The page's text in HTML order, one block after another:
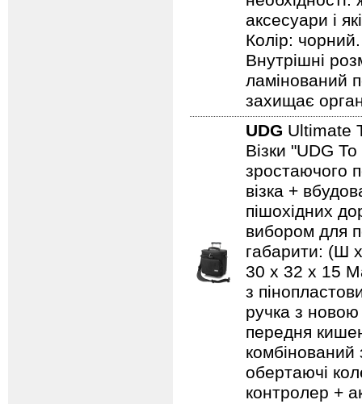
аксесуари і
Колір:
Внутрішні
ламінований
захищає
UDG Ultimate
Візки "UDG
зростаючого
візка +
пішохідних
вибором для
габарити: (Ш
30 x 32 x 15
з
ручка з
передня
обертаючі
контролер +